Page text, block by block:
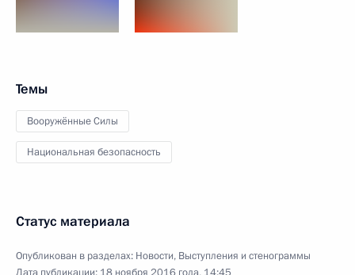
Темы
Вооружённые Силы
Национальная безопасность
Статус материала
Опубликован в разделах: Новости, Выступления и стенограммы